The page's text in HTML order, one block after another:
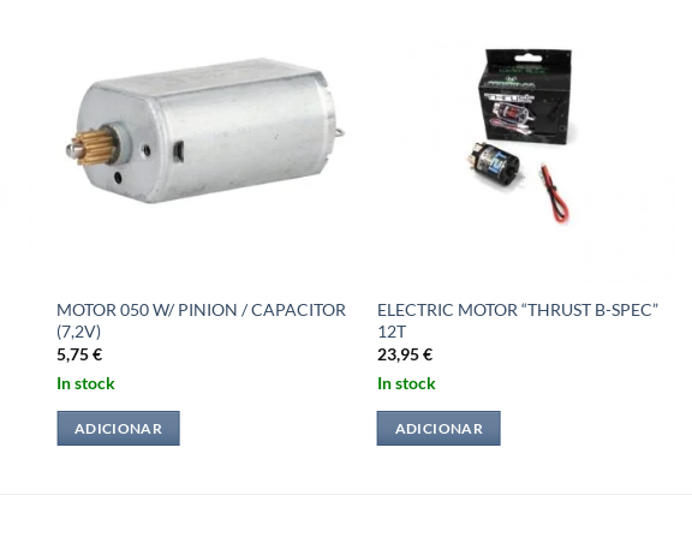
MOTOR 050 W/ PINION / CAPACITOR
(7,2V)
5,75€
In stock
ADICIONAR
ELECTRIC MOTOR “THRUST B-SPEC”
12T
23,95€
In stock
ADICIONAR